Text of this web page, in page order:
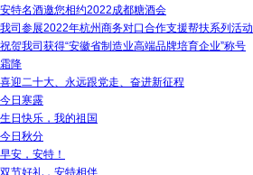
安特名酒邀您相约2022成都糖酒会
我司参展2022年杭州商务对口合作支援帮扶系列活动
祝贺我司获得“安徽省制造业高端品牌培育企业”称号
霜降
喜迎二十大、永远跟党走、奋进新征程
今日寒露
生日快乐，我的祖国
今日秋分
早安，安特！
双节好礼，安特相伴